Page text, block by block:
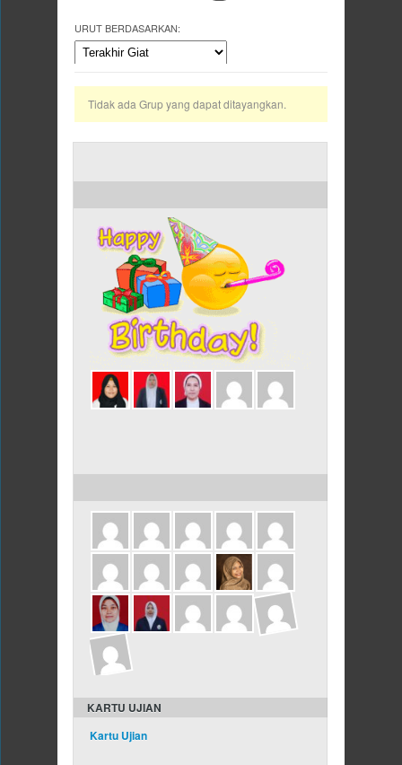
URUT BERDASARKAN:
Tidak ada Grup yang dapat ditayangkan.
KARTU UJIAN
Kartu Ujian